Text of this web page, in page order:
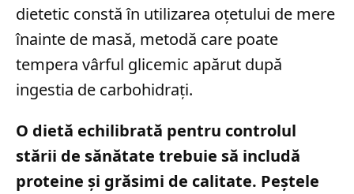
dietetic constă în utilizarea oțetului de mere
înainte de masă, metodă care poate
tempera vârful glicemic apărut după
ingestia de carbohidrați.
O dietă echilibrată pentru controlul
stării de sănătate trebuie să includă
proteine și grăsimi de calitate. Peștele